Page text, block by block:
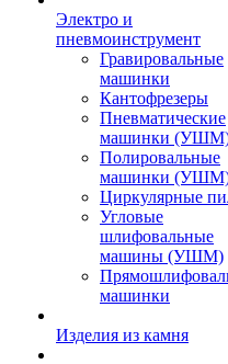
Электро и
пневмоинструмент
Гравировальные
машинки
Кантофрезеры
Пневматические
машинки
Полировальные
машинки
Циркулярные
Угловые
шлифовальные
машины (УШМ)
машинки
Изделия из камня